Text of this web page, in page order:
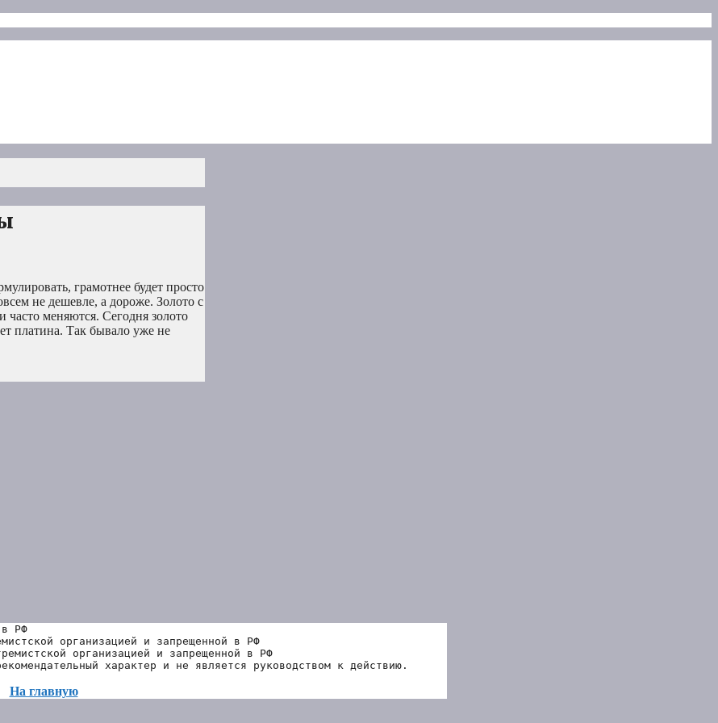
грамотнее будет просто
не дешевле, а дороже. Золото с
часто меняются. Сегодня золото
платина. Так бывало уже не
в РФ
организацией и запрещенной в РФ
организацией и запрещенной в РФ
характер и не является руководством к действию.
На главную